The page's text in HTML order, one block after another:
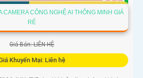
CAMERA CÔNG NGHỆ AI THÔNG MINH GIÁ
RẺ
Giá Bán: LIÊN HỆ
Khuyến Mại: Liên hệ